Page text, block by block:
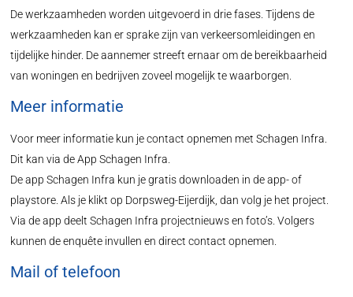
De werkzaamheden worden uitgevoerd in drie fases. Tijdens de
werkzaamheden kan er sprake zijn van verkeersomleidingen en
tijdelijke hinder. De aannemer streeft ernaar om de bereikbaarheid
van woningen en bedrijven zoveel mogelijk te waarborgen.
Meer informatie
Voor meer informatie kun je contact opnemen met Schagen Infra.
Dit kan via de App Schagen Infra.
De app Schagen Infra kun je gratis downloaden in de app- of
playstore. Als je klikt op Dorpsweg-Eijerdijk, dan volg je het project.
Via de app deelt Schagen Infra projectnieuws en foto’s. Volgers
kunnen de enquête invullen en direct contact opnemen.
Mail of telefoon